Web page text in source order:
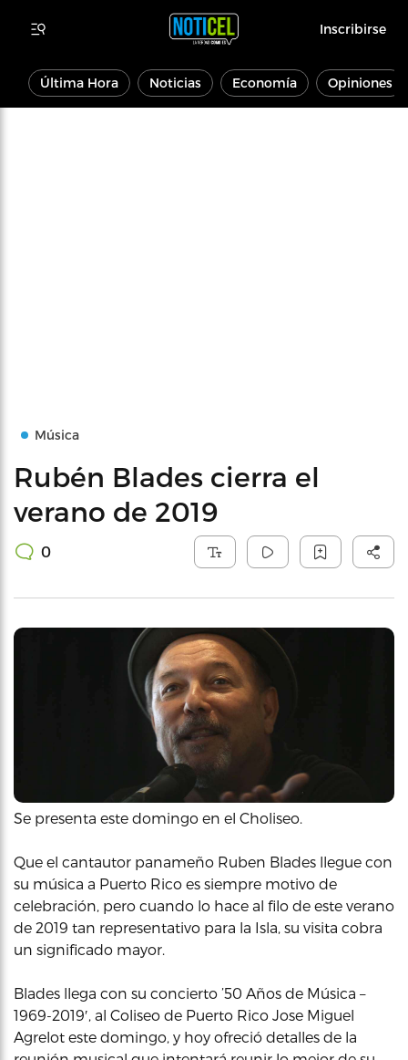
Inscribirse
Última Hora Noticias Economía Opiniones
Música
Rubén Blades cierra el
verano de 2019
0
Se presenta este domingo en el Choliseo.
Que el cantautor panameño Ruben Blades llegue con
su música a Puerto Rico es siempre motivo de
celebración, pero cuando lo hace al filo de este verano
de 2019 tan representativo para la Isla, su visita cobra
un significado mayor.
Blades llega con su concierto ’50 Años de Música –
1969-2019′, al Coliseo de Puerto Rico Jose Miguel
Agrelot este domingo, y hoy ofreció detalles de la